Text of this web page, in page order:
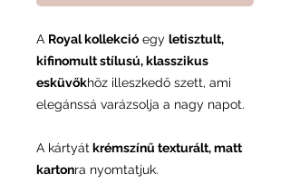
A Royal kollekció egy letisztult,
kifinomult stílusú, klasszikus
esküvőkhöz illeszkedő szett, ami
elegánssá varázsolja a nagy napot.
A kártyátkrémszínű texturált, matt
kartonra nyomtatjuk.